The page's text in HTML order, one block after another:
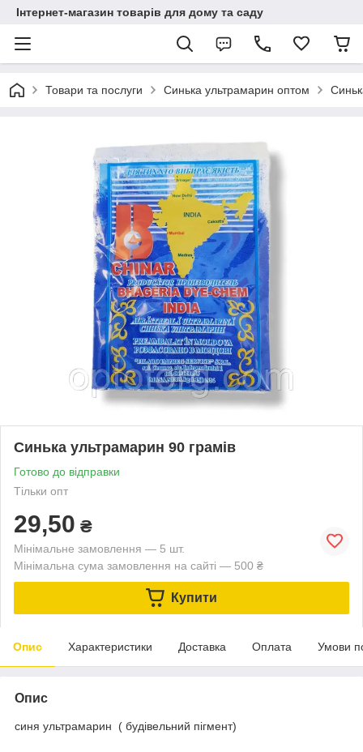
Інтернет-магазин товарів для дому та саду
Товари та послуги Синька ультрамарин оптом
Синька ультрамарин 90 грамів
Готово до відправки
Тільки опт
29,50 ₴
Мінімальне замовлення — 5 шт.
Мінімальна сума замовлення на сайті — 500 ₴
Купити
Опис Характеристики Доставка Оплата Умови
Опис
синя ультрамарин ( будівельний пігмент)